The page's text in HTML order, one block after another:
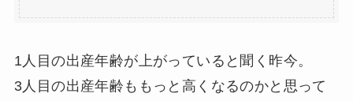
1人目の出産年齢が上がっていると聞く昨今。
3人目の出産年齢ももっと高くなるのかと思って